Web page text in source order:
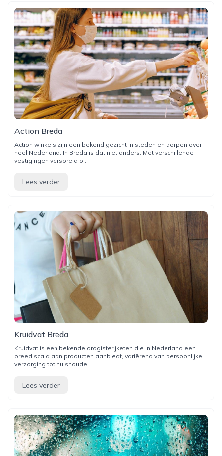
Action Breda
Action winkels zijn een bekend gezicht in steden en dorpen over
heel Nederland. In Breda is dat niet anders. Met verschillende
vestigingen verspreid o...
Lees verder
Kruidvat Breda
Kruidvat is een bekende drogisterijketen die in Nederland een
breed scala aan producten aanbiedt, variërend van persoonlijke
verzorging tot huishoudel...
Lees verder